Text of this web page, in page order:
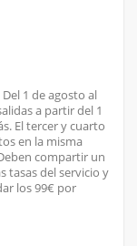
1 de agosto al
a partir del 1
El tercer y cuarto
en la misma
compartir un
tasas del servicio y
los 99€ por